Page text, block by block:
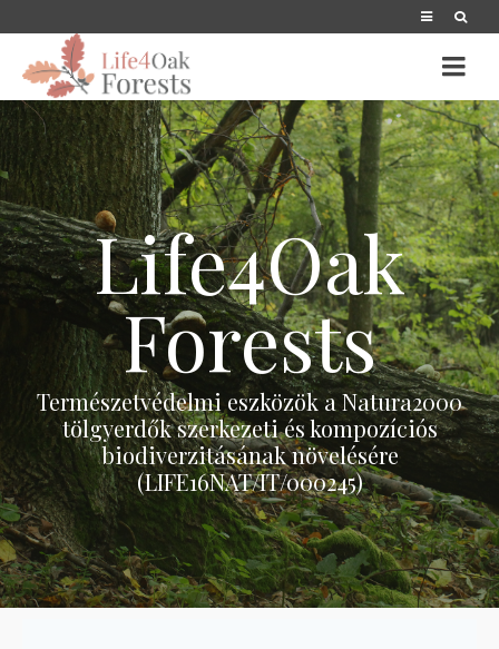
Life4Oak
Forests
Természetvédelmi eszközök a Natura2000
tölgyerdők szerkezeti és kompozíciós
biodiverzitásának növelésére
(LIFE16NAT/IT/000245)